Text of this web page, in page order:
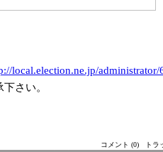
local.election.ne.jp/administrator/
さい。
コメント (0) トラ